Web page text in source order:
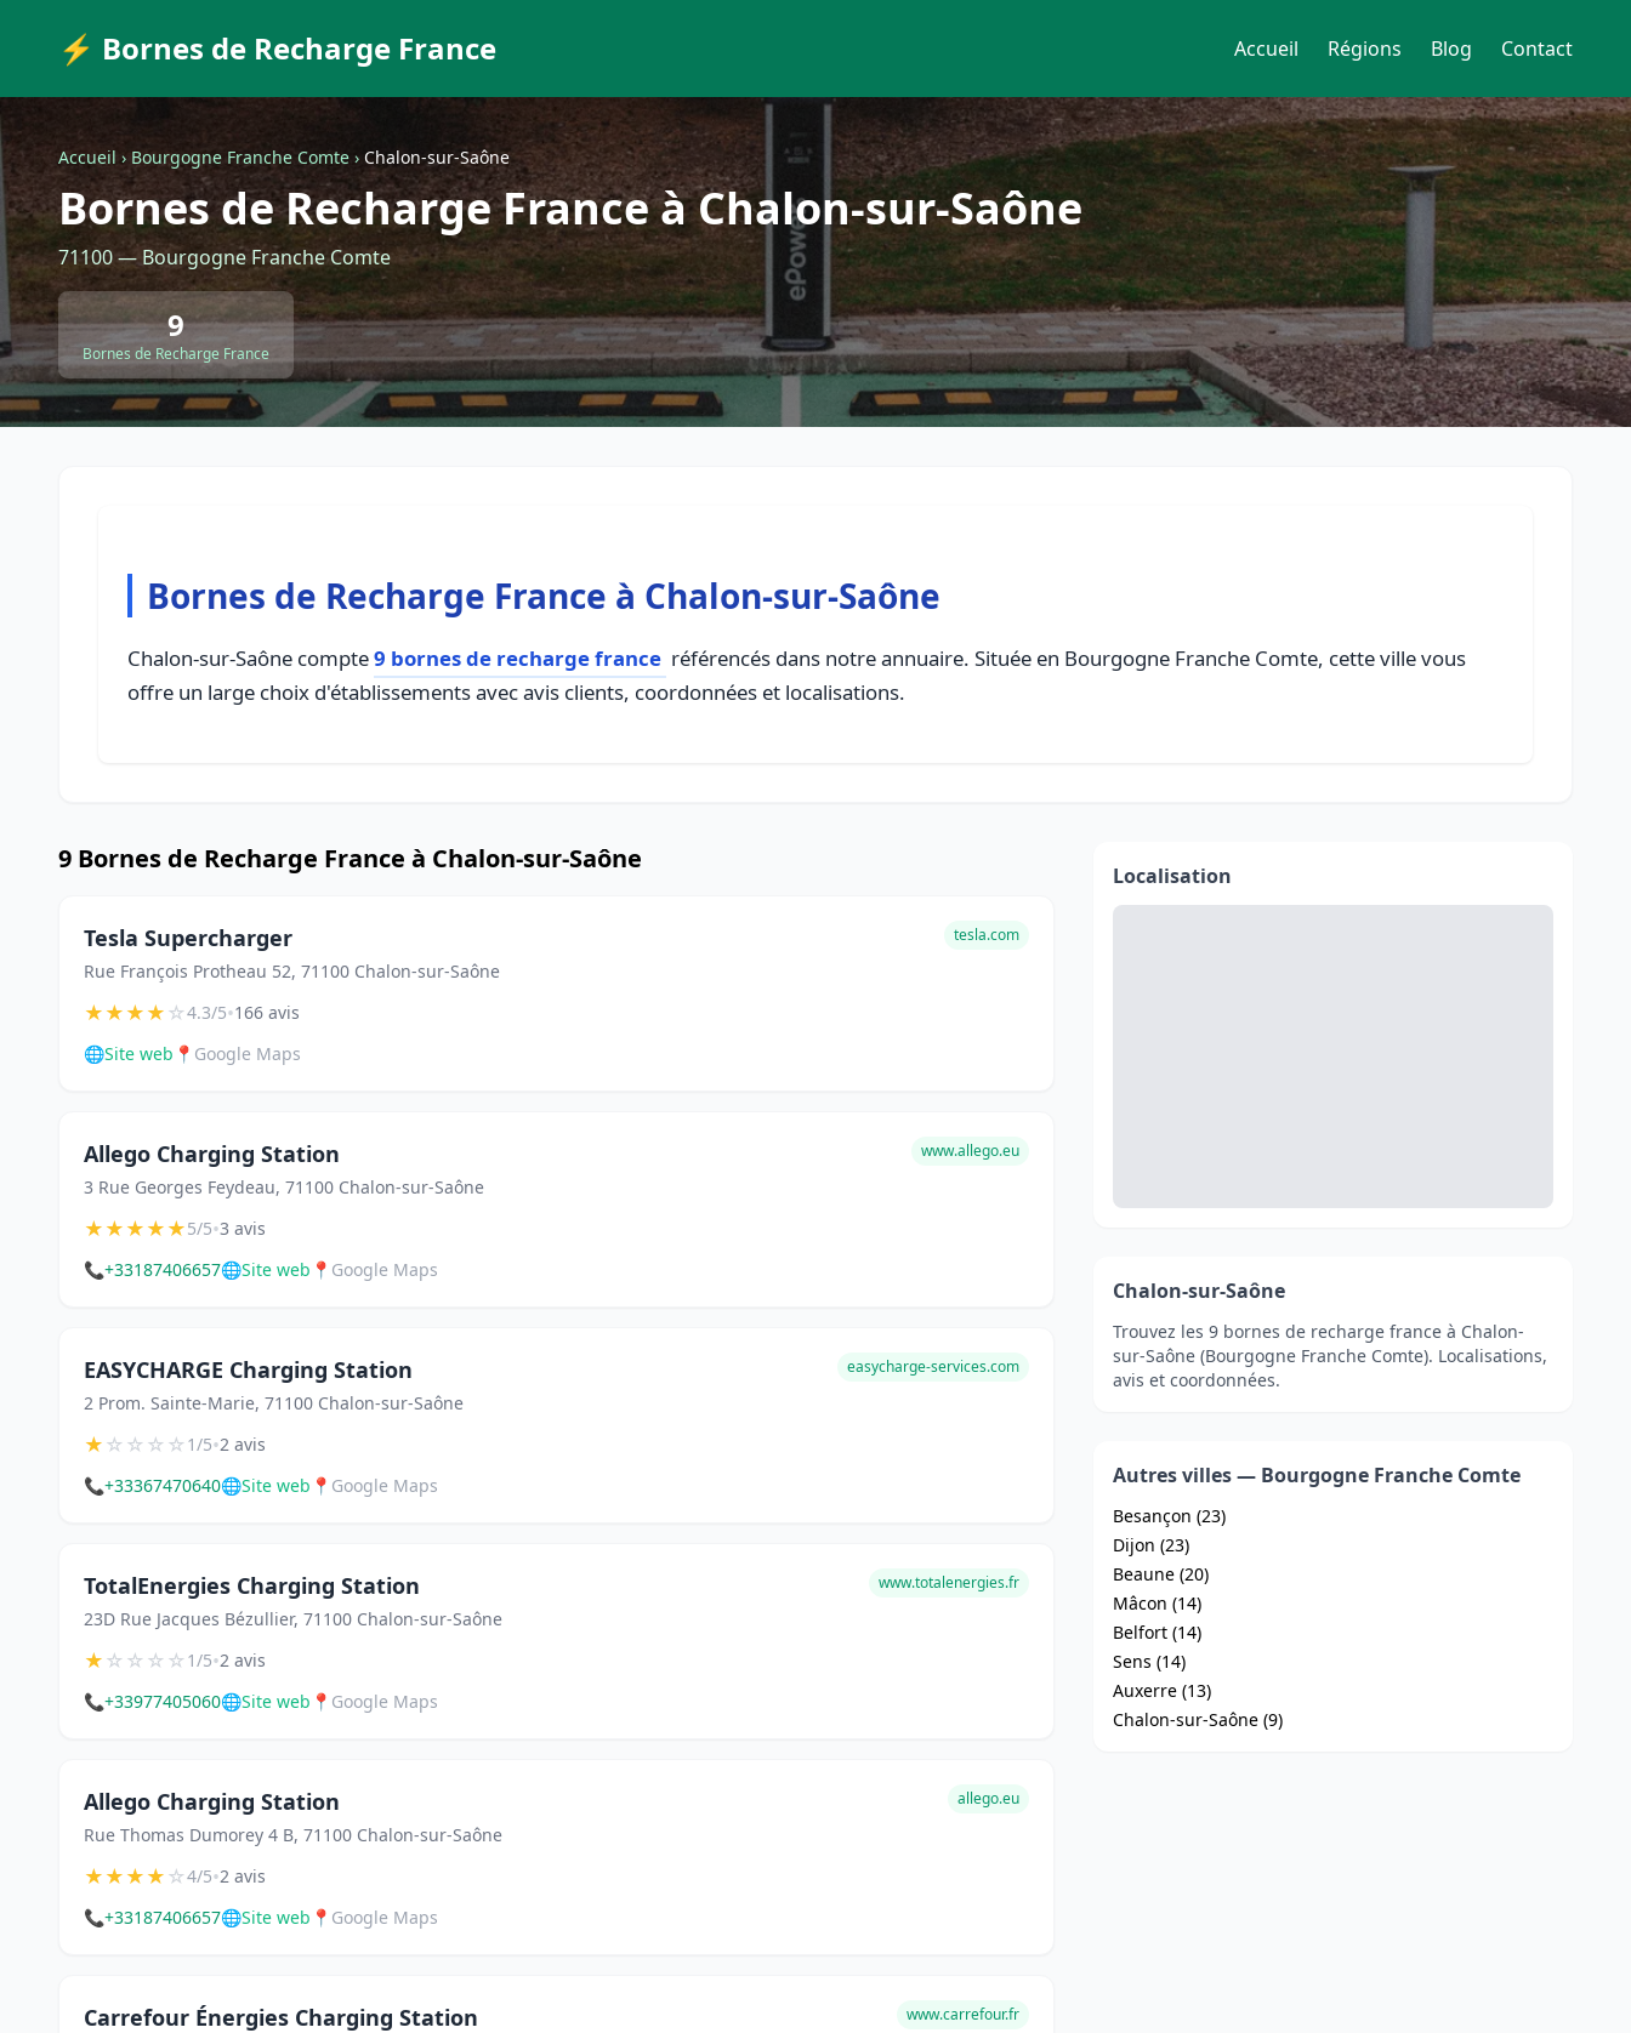
⚡ Bornes de Recharge France Accueil Régions Blog Contact
Accueil › Bourgogne Franche Comte › Chalon-sur-Saône
Bornes de Recharge France à Chalon-sur-Saône
71100 — Bourgogne Franche Comte
9
Bornes de Recharge France
Bornes de Recharge France à Chalon-sur-Saône
Chalon-sur-Saône compte9 bornes de recharge france référencés dans notre annuaire. Située en Bourgogne Franche Comte, cette ville vous
offre un large choix d'établissements avec avis clients, coordonnées et localisations.
9 Bornes de Recharge France à Chalon-sur-Saône
Tesla Supercharger
Rue François Protheau 52, 71100 Chalon-sur-Saône
tesla.com
★★★★☆4.3/5•166 avis
🌐Site web 📍 Google Maps
Allego Charging Station
3 Rue Georges Feydeau, 71100 Chalon-sur-Saône
www.allego.eu
★★★★★5/5•3 avis
📞+33187406657🌐Site web 📍 Google Maps
EASYCHARGE Charging Station
2 Prom. Sainte-Marie, 71100 Chalon-sur-Saône
easycharge-services.com
★☆☆☆☆1/5•2 avis
📞+33367470640🌐Site web 📍 Google Maps
TotalEnergies Charging Station
23D Rue Jacques Bézullier, 71100 Chalon-sur-Saône
www.totalenergies.fr
★☆☆☆☆1/5•2 avis
📞+33977405060🌐Site web 📍 Google Maps
Allego Charging Station
Rue Thomas Dumorey 4 B, 71100 Chalon-sur-Saône
allego.eu
★★★★☆4/5•2 avis
📞+33187406657🌐Site web 📍 Google Maps
Carrefour Énergies Charging Station www.carrefour.fr
Localisation
Chalon-sur-Saône
Trouvez les 9 bornes de recharge france à Chalon-
sur-Saône (Bourgogne Franche Comte). Localisations,
avis et coordonnées.
Autres villes — Bourgogne Franche Comte
Besançon (23)
Dijon (23)
Beaune (20)
Mâcon (14)
Belfort (14)
Sens (14)
Auxerre (13)
Chalon-sur-Saône (9)